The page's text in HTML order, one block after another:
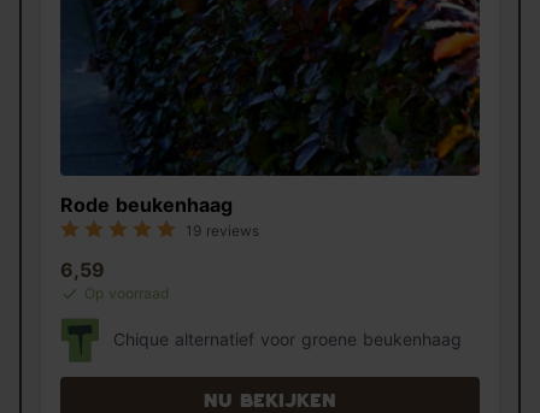
Rode beukenhaag
19 reviews
6,59
Op voorraad
Chique alternatief voor groene beukenhaag
Nu bekijken